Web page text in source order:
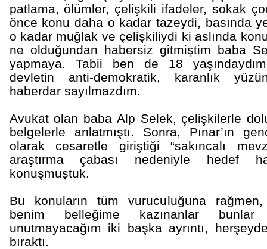
patlama, ölümler, çelişkili ifadeler, sokak
önce konu daha o kadar tazeydi, basında
o kadar muğlak ve çelişkiliydi ki aslında
ne olduğundan habersiz gitmiştim baba
yapmaya. Tabii ben de 18
devletin anti-demokratik, karanlık
haberdar sayılmazdım.
Avukat olan baba Alp Selek, çelişkilerle
belgelerle anlatmıştı. Sonra, Pınar’ın
olarak cesaretle giriştiği “sakıncalı
araştırma çabası nedeniyle hedef
konuşmuştuk.
Bu konuların tüm vuruculuğuna
benim belleğime kazınanlar
unutmayacağım iki başka ayrıntı,
bıraktı.